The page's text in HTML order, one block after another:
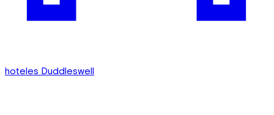
hoteles Duddleswell